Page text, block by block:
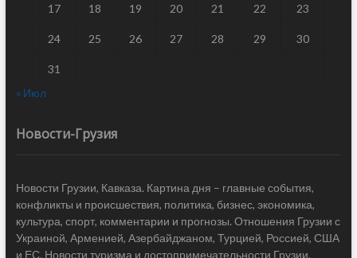
17 18 19 20 21 22 23
24 25 26 27 28 29 30
31
« Июл
Новости-Грузия
Новости Грузии, Кавказа. Картина дня – главные события,
конфликты и происшествия, политика, бизнес, экономика,
культура, спорт, комментарии и прогнозы. Отношения Грузии с
Украиной, Арменией, Азербайджаном, Турцией, Россией, США
и ЕС. Новости туризма и достопримечательности Грузии.